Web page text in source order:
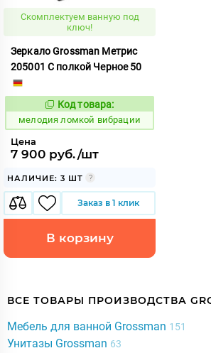
Скомплектуем ванную под
ключ!
Зеркало Grossman Метрис
205001 С полкой Черное 50
Код:
959135
Код товара:
мелодия ломкой вибрации
Цена
7 900 руб./шт
НАЛИЧИЕ: 3 ШТ
Заказ в 1 клик
В корзину
ВСЕ ТОВАРЫ ПРОИЗВОДСТВА
Мебель для ванной Grossman 151
Унитазы Grossman 63